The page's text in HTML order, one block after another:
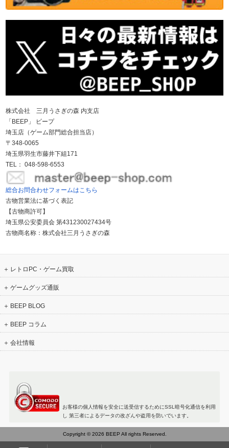
株式会社 三月うさぎの森 内支店
「BEEP」 ビープ
埼玉店（ゲーム部門総合担当店）
〒348-0065
埼玉県羽生市藤井下組171
TEL： 048-598-6553
総合お問合わせフォームはこちら
古物営業法に基づく表記
【古物商許可】
埼玉県公安委員会 第431230027434号
古物商名称：株式会社三月うさぎの森
レトロPC・ゲーム買取
ゲームグッズ通販
BEEP BLOG
BEEP コラム
会社情報
お客様の個人情報を安全に送受信するためにSSL暗号化通信を利用
し 第三者によるデータの改ざんや盗用を防いでいます。
Copyright © 2026 BEEP All rights Reserved.